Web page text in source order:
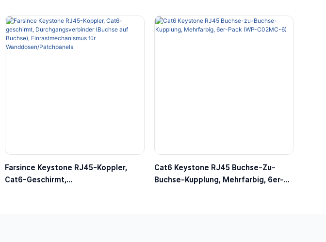
Farsince Keystone RJ45-Koppler,
Cat6-Geschirmt,
Cat6 Keystone RJ45 Buchse-Zu-
Buchse-Kupplung, Mehrfarbig, 6er-